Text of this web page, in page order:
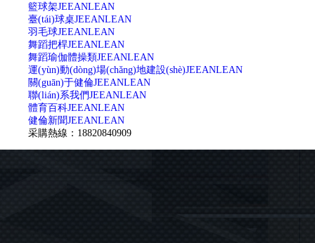
籃球架JEEANLEAN
臺(tái)球桌JEEANLEAN
羽毛球JEEANLEAN
舞蹈把桿JEEANLEAN
舞蹈瑜伽體操類JEEANLEAN
運(yùn)動(dòng)場(chǎng)地建設(shè)JEEANLEAN
關(guān)于健倫JEEANLEAN
聯(lián)系我們JEEANLEAN
體育百科JEEANLEAN
健倫新聞JEEANLEAN
采購熱線：18820840909